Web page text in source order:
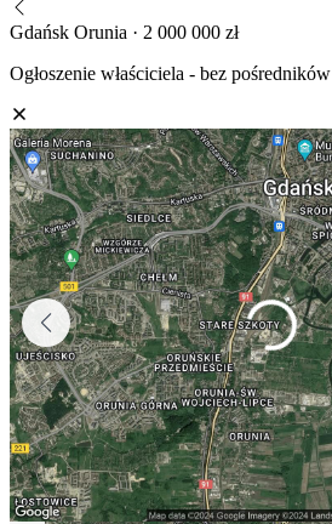
Gdańsk Orunia · 2 000 000 zł
Ogłoszenie właściciela - bez pośredników